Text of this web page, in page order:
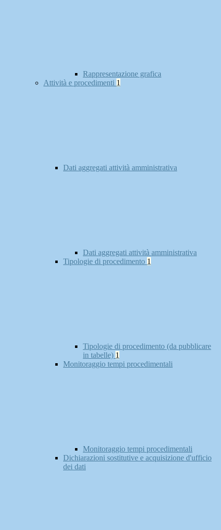
Rappresentazione grafica
Attività e procedimenti 1
Dati aggregati attività amministrativa
Dati aggregati attività amministrativa
Tipologie di procedimento 1
Tipologie di procedimento (da pubblicare
in tabelle) 1
Monitoraggio tempi procedimentali
Monitoraggio tempi procedimentali
Dichiarazioni sostitutive e acquisizione d'ufficio
dei dati